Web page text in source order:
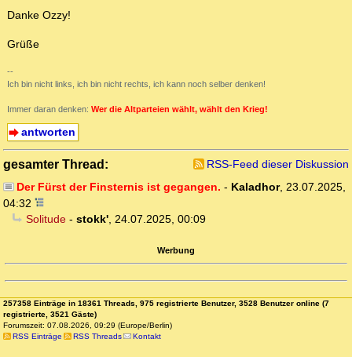
Danke Ozzy!
Grüße
--
Ich bin nicht links, ich bin nicht rechts, ich kann noch selber denken!
Immer daran denken: Wer die Altparteien wählt, wählt den Krieg!
antworten
gesamter Thread:
RSS-Feed dieser Diskussion
Der Fürst der Finsternis ist gegangen. - Kaladhor, 23.07.2025,
04:32
Solitude- stokk', 24.07.2025, 00:09
Werbung
257358 Einträge in 18361 Threads, 975 registrierte Benutzer, 3528 Benutzer online (7
registrierte, 3521 Gäste)
Forumszeit: 07.08.2026, 09:29 (Europe/Berlin)
RSS Einträge
RSS Threads Kontakt